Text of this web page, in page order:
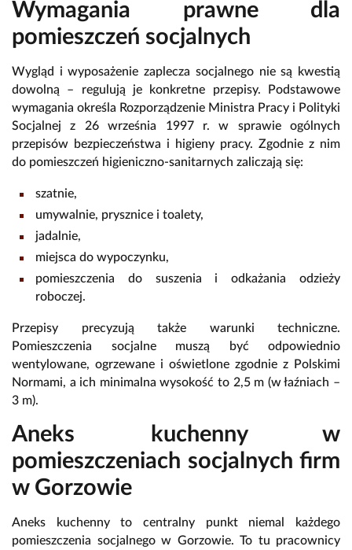
Wymagania prawne dla
pomieszczeń socjalnych
Wygląd i wyposażenie zaplecza socjalnego nie są kwestią
dowolną – regulują je konkretne przepisy. Podstawowe
wymagania określa Rozporządzenie Ministra Pracy i Polityki
Socjalnej z 26 września 1997 r. w sprawie ogólnych
przepisów bezpieczeństwa i higieny pracy. Zgodnie z nim
do pomieszczeń higieniczno-sanitarnych zaliczają się:
szatnie,
umywalnie, prysznice i toalety,
jadalnie,
miejsca do wypoczynku,
pomieszczenia do suszenia i odkażania odzieży
roboczej.
Przepisy precyzują także warunki techniczne.
Pomieszczenia socjalne muszą być odpowiednio
wentylowane, ogrzewane i oświetlone zgodnie z Polskimi
Normami, a ich minimalna wysokość to 2,5 m (w łaźniach –
3 m).
Aneks kuchenny w
pomieszczeniach socjalnych firm
w Gorzowie
Aneks kuchenny to centralny punkt niemal każdego
pomieszczenia socjalnego w Gorzowie. To tu pracownicy